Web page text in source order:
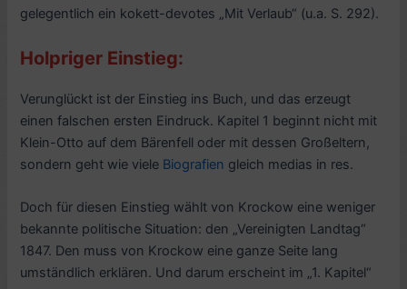
gelegentlich ein kokett-devotes „Mit Verlaub“ (u.a. S. 292).
Holpriger Einstieg:
Verunglückt ist der Einstieg ins Buch, und das erzeugt
einen falschen ersten Eindruck. Kapitel 1 beginnt nicht mit
Klein-Otto auf dem Bärenfell oder mit dessen Großeltern,
sondern geht wie viele Biografien gleich medias in res.
Doch für diesen Einstieg wählt von Krockow eine weniger
bekannte politische Situation: den „Vereinigten Landtag“
1847. Den muss von Krockow eine ganze Seite lang
umständlich erklären. Und darum erscheint im „1. Kapitel“